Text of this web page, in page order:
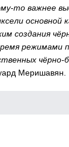
то важнее
основной
создания
режимами
Меришавян.